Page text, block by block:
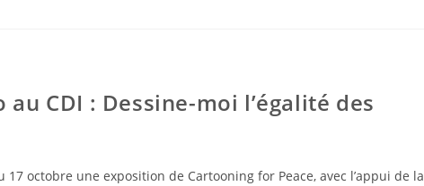
au CDI : Dessine-moi l’égalité des
17 octobre une exposition de Cartooning for Peace, avec l’appui de la